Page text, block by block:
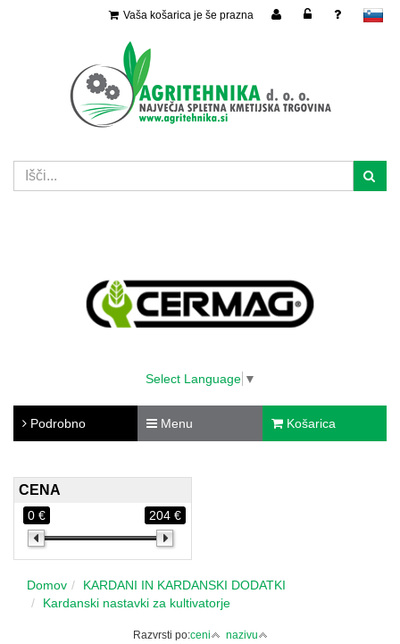
slovensko
Vaša košarica je še prazna
Select Language ▼
Podrobno Menu Košarica
CENA
0 € 204 €
Domov
KARDANI IN KARDANSKI DODATKI
Kardanski nastavki za kultivatorje
Razvrsti po:ceni nazivu